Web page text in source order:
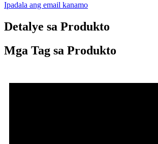
Ipadala ang email kanamo
Detalye sa Produkto
Mga Tag sa Produkto